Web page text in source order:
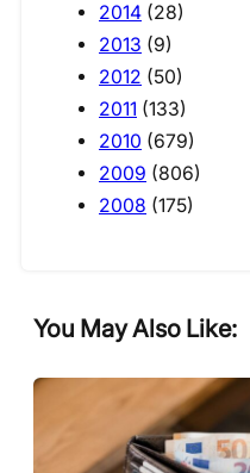
2014 (28)
2013 (9)
2012 (50)
2011 (133)
2010 (679)
2009 (806)
2008 (175)
You May Also Like: